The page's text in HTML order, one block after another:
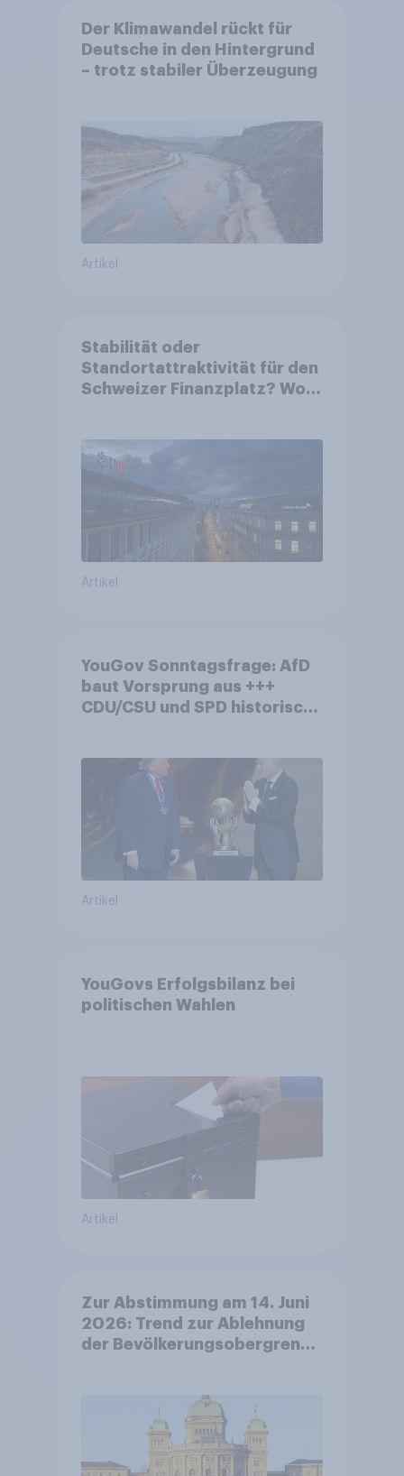
Der Klimawandel rückt für
Deutsche in den Hintergrund
– trotz stabiler Überzeugung
Artikel
Stabilität oder
Standortattraktivität für den
Schweizer Finanzplatz? Wo
von Grossbanken steht
Artikel
YouGov Sonntagsfrage: AfD
baut Vorsprung aus +++
CDU/CSU und SPD historisch
Fußball-WM ohne Politik
Artikel
YouGovs Erfolgsbilanz bei
politischen Wahlen
Artikel
Zur Abstimmung am 14. Juni
2026: Trend zur Ablehnung
der Bevölkerungsobergrenze
Zivildienstgesetz sinken